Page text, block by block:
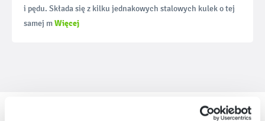
i pędu. Składa się z kilku jednakowych stalowych kulek o tej
samej mWięcej